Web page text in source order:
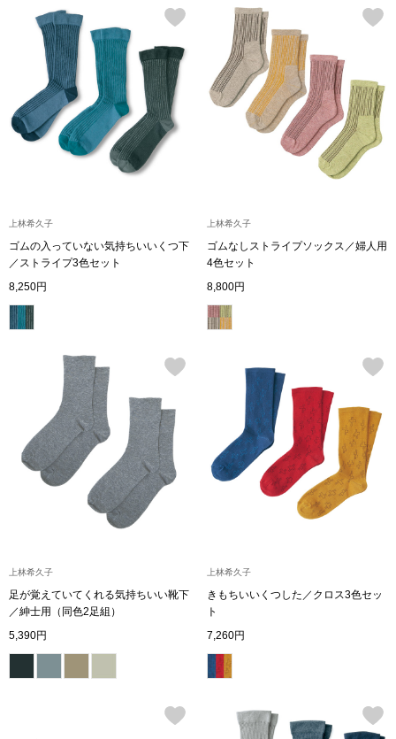
ダーウェア
アクセサリー
リュック･バッ
ボストンバッグ
スーツケース
シューズ
スニーカー
ブーツ
サンダル
上林希久子
ゴムの入っていない気持ちいいくつ下
／ストライプ3色セット
8,250円
上林希久子
ゴムなしストライプソックス／婦人用
4色セット
8,800円
上林希久子
足が覚えていてくれる気持ちいい靴下
／紳士用（同色2足組）
5,390円
上林希久子
きもちいいくつした／クロス3色セッ
ト
7,260円